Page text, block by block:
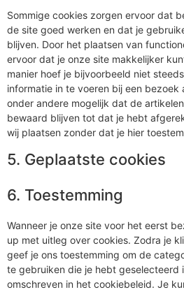
Sommige cookies zorgen ervoor dat
de site goed werken en dat je
blijven. Door het plaatsen van
ervoor dat je onze site makkelijker
manier hoef je bijvoorbeeld niet
informatie in te voeren bij een bezoek
onder andere mogelijk dat de
bewaard blijven tot dat je hebt
wij plaatsen zonder dat je hier
5. Geplaatste cookies
6. Toestemming
Wanneer je onze site voor het eerst
up met uitleg over cookies. Zodra je
geef je ons toestemming om de
te gebruiken die je hebt geselecteerd
omschreven in het cookiebeleid. Je